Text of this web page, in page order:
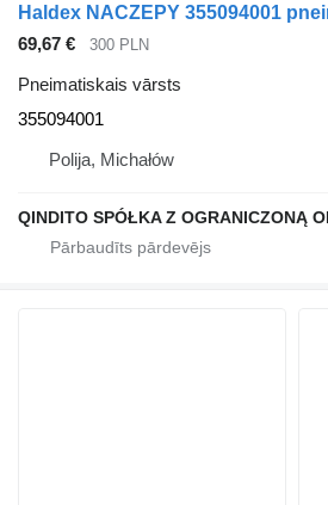
69,67 € 300 PLN
Pneimatiskais vārsts
355094001
Polija, Michałów